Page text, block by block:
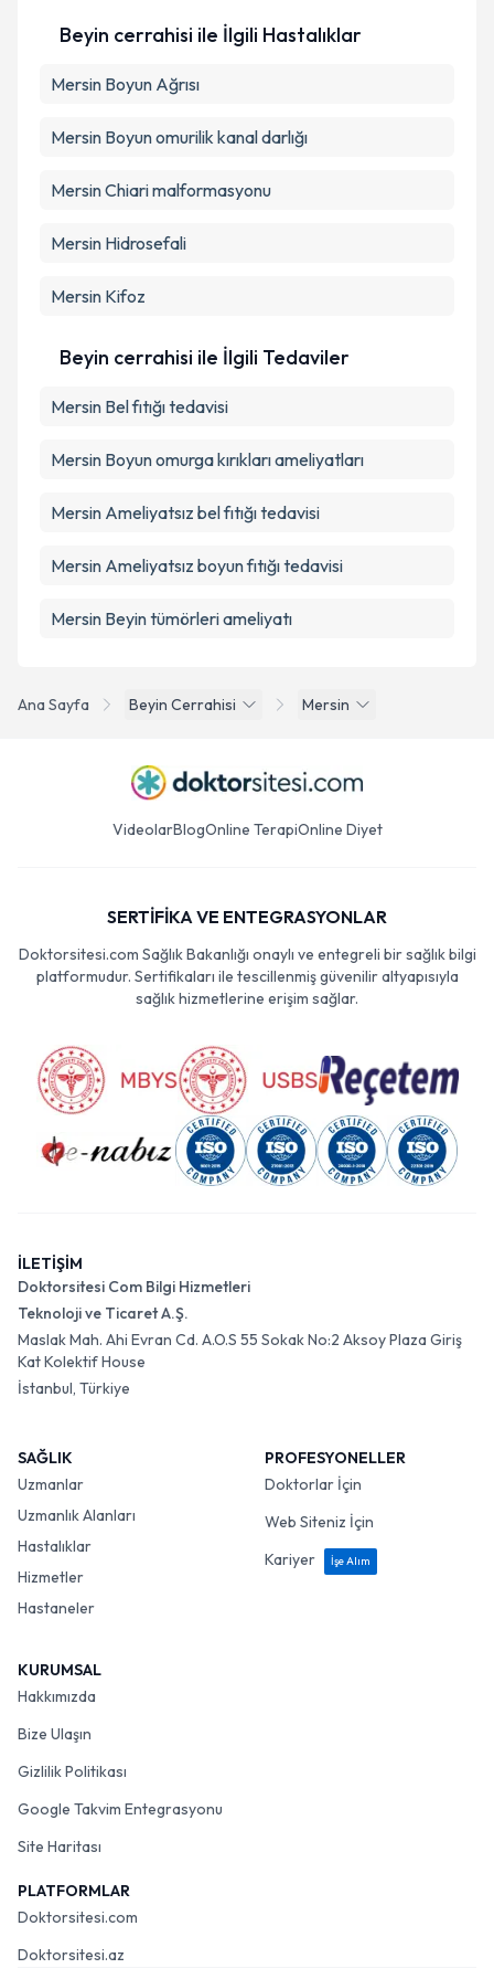
Ana Sayfa Beyin Cerrahisi Mersin
Beyin cerrahisi ile İlgili Hastalıklar
Mersin Boyun Ağrısı
Mersin Boyun omurilik kanal darlığı
Mersin Chiari malformasyonu
Mersin Hidrosefali
Mersin Kifoz
Beyin cerrahisi ile İlgili Tedaviler
Mersin Bel fıtığı tedavisi
Mersin Boyun omurga kırıkları ameliyatları
Mersin Ameliyatsız bel fıtığı tedavisi
Mersin Ameliyatsız boyun fıtığı tedavisi
Mersin Beyin tümörleri ameliyatı
VideolarBlogOnline TerapiOnline Diyet
SERTİFİKA VE ENTEGRASYONLAR
Doktorsitesi.com Sağlık Bakanlığı onaylı ve entegreli bir sağlık bilgi
platformudur. Sertifikaları ile tescillenmiş güvenilir altyapısıyla
sağlık hizmetlerine erişim sağlar.
İLETİŞİM
Doktorsitesi Com Bilgi Hizmetleri
Teknoloji ve Ticaret A.Ş.
Maslak Mah. Ahi Evran Cd. A.O.S 55 Sokak No:2 Aksoy Plaza Giriş
Kat Kolektif House
İstanbul, Türkiye
SAĞLIK
Uzmanlar
Uzmanlık Alanları
Hastalıklar
Hizmetler
Hastaneler
PROFESYONELLER
Doktorlar İçin
Web Siteniz İçin
Kariyer
İşe Alım
KURUMSAL
Hakkımızda
Bize Ulaşın
Gizlilik Politikası
Google Takvim Entegrasyonu
Site Haritası
PLATFORMLAR
Doktorsitesi.com
Doktorsitesi.az